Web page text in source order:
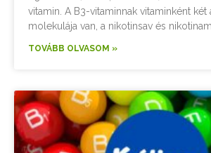
vitamin. A B3-vitaminnak vitaminként két
molekulája van, a nikotinsav és
TOVÁBB OLVASOM »